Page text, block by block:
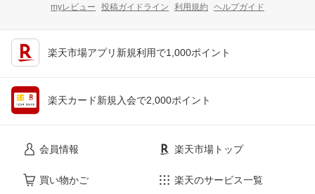
myレビュー 投稿ガイドライン 利用規約 ヘルプガイド
楽天市場アプリ新規利用で1,000ポイント
楽天カード新規入会で2,000ポイント
会員情報
買い物かご
楽天市場トップ
楽天のサービス一覧